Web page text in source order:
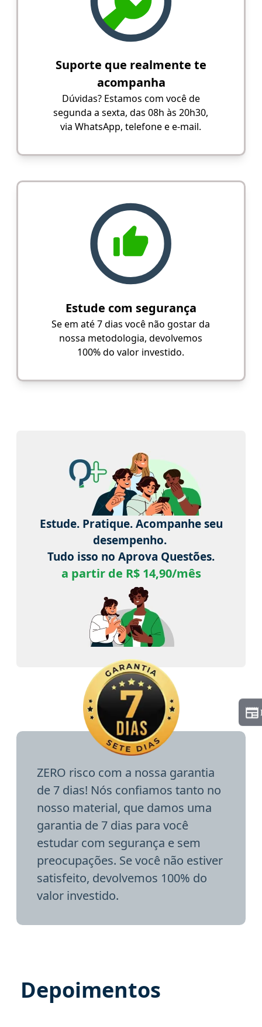
Suporte que realmente te
acompanha
Dúvidas? Estamos com você de
segunda a sexta, das 08h às 20h30,
via WhatsApp, telefone e e-mail.
Estude com segurança
Se em até 7 dias você não gostar da
nossa metodologia, devolvemos
100% do valor investido.
Estude. Pratique. Acompanhe seu
desempenho.
Tudo isso no Aprova Questões.
a partir de R$ 14,90/mês
ZERO risco com a nossa garantia
de 7 dias! Nós confiamos tanto no
nosso material, que damos uma
garantia de 7 dias para você
estudar com segurança e sem
preocupações. Se você não estiver
satisfeito, devolvemos 100% do
valor investido.
Depoimentos